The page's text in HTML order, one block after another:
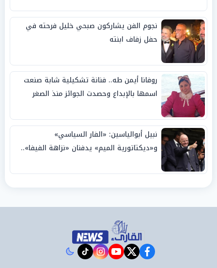
نجوم الفن يشاركون صبحي خليل فرحته في
حفل زفاف ابنته
روفانا أيمن طه.. فنانة تشكيلية شابة صنعت
اسمها بالإبداع وحصدت الجوائز منذ الصغر
نبيل أبوالياسين: «الفار السياسي»
و«ديكتاتورية الميم» يدفنان «نزاهة الفيفا»..
facebook
twitter
youtube
instagram
tiktok